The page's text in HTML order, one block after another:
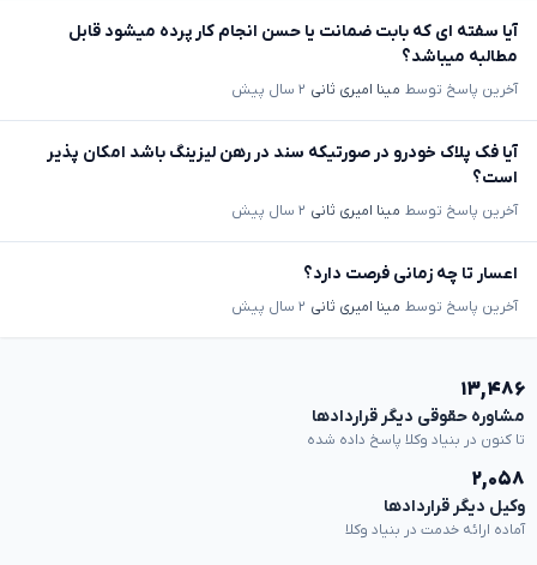
آیا سفته ای که بابت ضمانت یا حسن انجام کار پرده میشود قابل
مطالبه میباشد؟
آخرین پاسخ توسط مینا امیری ثانی ۲ سال پیش
آیا فک پلاک خودرو در صورتیکه سند در رهن لیزینگ باشد امکان پذیر
است؟
آخرین پاسخ توسط مینا امیری ثانی ۲ سال پیش
اعسار تا چه زمانی فرصت دارد؟
آخرین پاسخ توسط مینا امیری ثانی ۲ سال پیش
۱۳,۴۸۶
مشاوره حقوقی دیگر قراردادها
تا کنون در بنیاد وکلا پاسخ داده شده
۲,۰۵۸
وکیل دیگر قراردادها
آماده ارائه خدمت در بنیاد وکلا